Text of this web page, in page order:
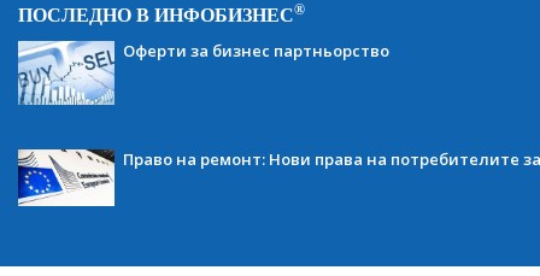
ПОСЛЕДНО В ИНФОБИЗНЕС®
Оферти за бизнес партньорство
Право на ремонт: Нови права на потребителите